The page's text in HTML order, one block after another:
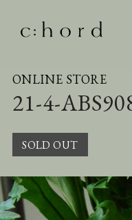
ONLINE STORE
21-4-